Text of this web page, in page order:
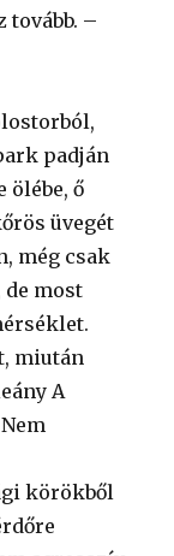
tovább. –
padján
ölébe, ő
üvegét
még csak
most
miután
A
körökből